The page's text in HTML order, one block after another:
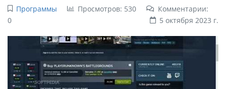
Программы Просмотров: 530
Комментарии:
0
5 октября 2023 г.